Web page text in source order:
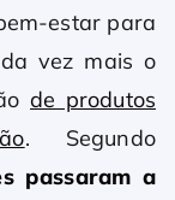
estar para
vez mais o
de produtos
. Segundo
passaram a